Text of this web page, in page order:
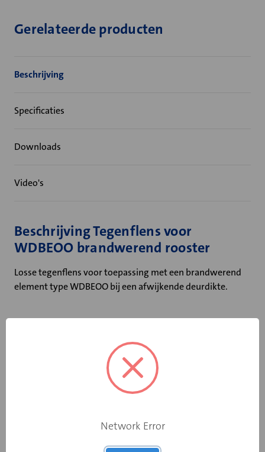
Gerelateerde producten
Beschrijving
Specificaties
Downloads
Video's
Beschrijving Tegenflens voor
WDBEOO brandwerend rooster
Losse tegenflens voor toepassing met een brandwerend
element type WDBEOO bij een afwijkende deurdikte.
600
Network Error